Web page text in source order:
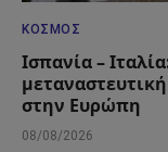
ΚΌΣΜΟΣ
Ισπανία –
στην Ευρώπη
08/08/2026